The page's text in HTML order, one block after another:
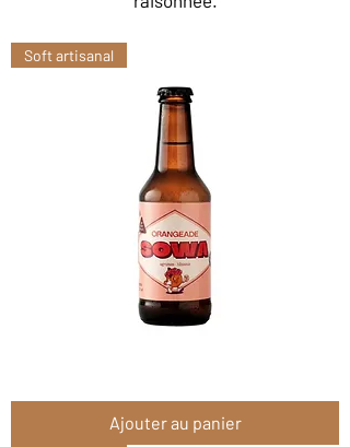
Soft artisanal
Orangeade
Ajouter au panier